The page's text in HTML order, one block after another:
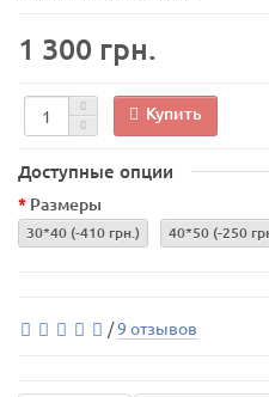
1 300 грн.
Купить
Доступные опции
Размеры
30*40 (-410 грн.) 40*50 (-250
/9 отзывов